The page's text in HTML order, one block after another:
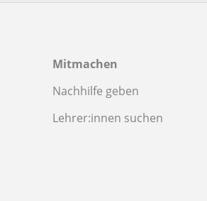
Mitmachen
Nachhilfe geben
Lehrer:innen suchen